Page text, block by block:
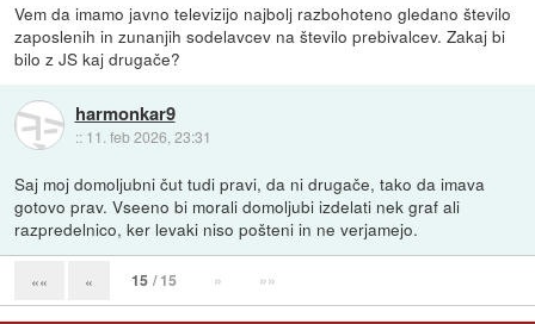
Vem da imamo javno televizijo najbolj razbohoteno gledano število
zaposlenih in zunanjih sodelavcev na število prebivalcev. Zakaj bi
bilo z JS kaj drugače?
harmonkar9
:: 11. feb 2026, 23:31
Saj moj domoljubni čut tudi pravi, da ni drugače, tako da imava
gotovo prav. Vseeno bi morali domoljubi izdelati nek graf ali
razpredelnico, ker levaki niso pošteni in ne verjamejo.
«« « 15 / 15 » »»